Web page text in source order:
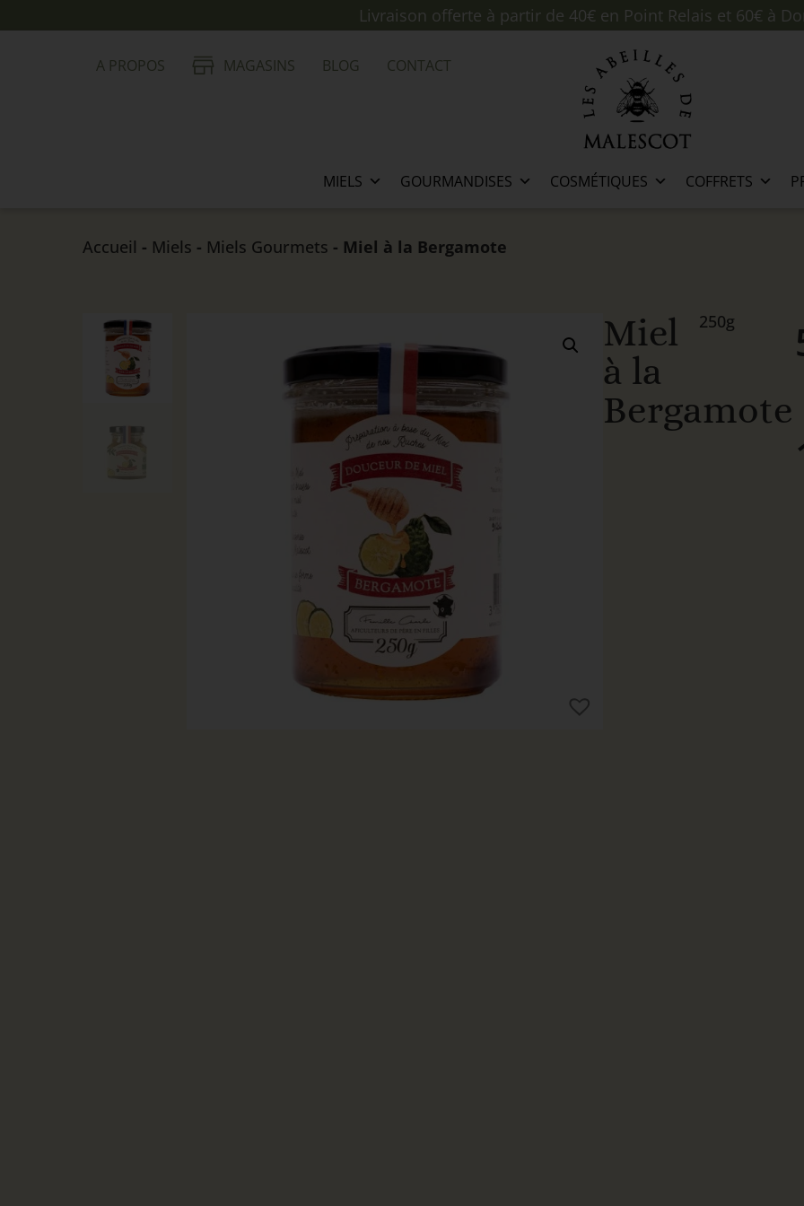
Livraison offerte à partir de 40€ en Point Relais et 60€ à
A PROPOS MAGASINS BLOG CONTACT
MIELS GOURMANDISES COSMÉTIQUES COFFRETS
Accueil - Miels - Miels Gourmets - Miel à la Bergamote
Miel
à la
Bergamote
250g